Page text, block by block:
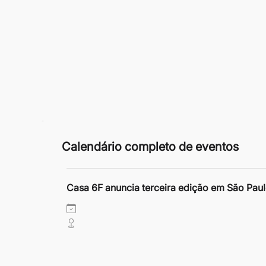
Calendário completo de eventos
Casa 6F anuncia terceira edição em São